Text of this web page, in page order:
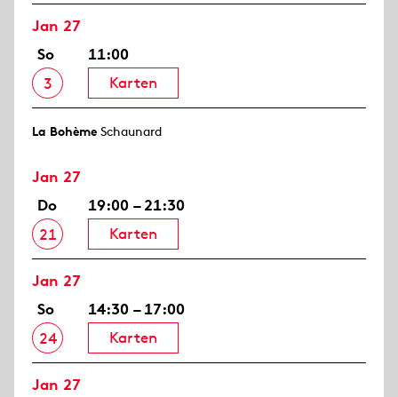
Jan 27
So
3
11:00
Karten
La Bohème Schaunard
Jan 27
Do
21
19:00 – 21:30
Karten
Jan 27
So
24
14:30 – 17:00
Karten
Jan 27